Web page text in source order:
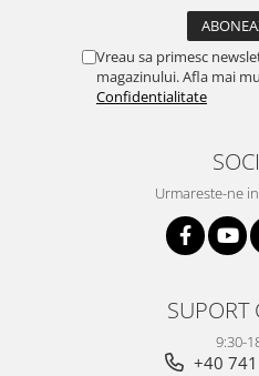
Vreau sa primesc
magazinului. Afla mai
Confidentialitate
Urmareste-ne
SUPORT
9:30-
+40